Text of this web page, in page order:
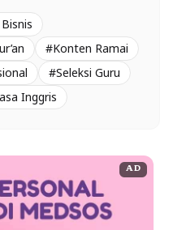
#Konten Ramai
#Seleksi Guru
Inggris
AD